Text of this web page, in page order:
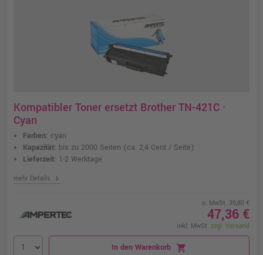
Kompatibler Toner ersetzt Brother TN-421C ·
Cyan
Farben: cyan
Kapazität: bis zu 2000 Seiten (ca. 2,4 Cent / Seite)
Lieferzeit: 1-2 Werktage
mehr Details chevron_right
o. MwSt. 39,80 €
47,36 €
inkl. MwSt. zzgl. Versand
In den Warenkorb shopping_cart